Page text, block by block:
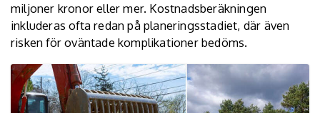
miljoner kronor eller mer. Kostnadsberäkningen
inkluderas ofta redan på planeringsstadiet, där även
risken för oväntade komplikationer bedöms.